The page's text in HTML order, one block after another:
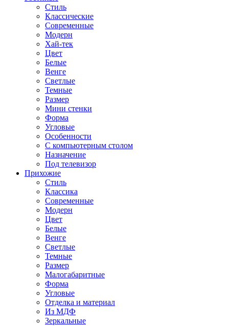
Стиль
Классические
Современные
Модерн
Хай-тек
Цвет
Белые
Венге
Светлые
Темные
Размер
Мини стенки
Форма
Угловые
Особенности
С компьютерным столом
Назначение
Под телевизор
Прихожие
Стиль
Классика
Современные
Модерн
Цвет
Белые
Венге
Светлые
Темные
Размер
Малогабаритные
Форма
Угловые
Отделка и материал
Из МДФ
Зеркальные